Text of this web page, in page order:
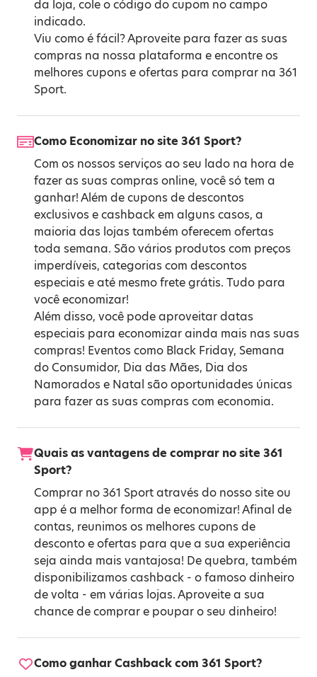
da loja, cole o código do cupom no campo
indicado.
Viu como é fácil? Aproveite para fazer as suas
compras na nossa plataforma e encontre os
melhores cupons e ofertas para comprar na 361
Sport.
Como Economizar no site 361 Sport?
Com os nossos serviços ao seu lado na hora de
fazer as suas compras online, você só tem a
ganhar! Além de cupons de descontos
exclusivos e cashback em alguns casos, a
maioria das lojas também oferecem ofertas
toda semana. São vários produtos com preços
imperdíveis, categorias com descontos
especiais e até mesmo frete grátis. Tudo para
você economizar!
Além disso, você pode aproveitar datas
especiais para economizar ainda mais nas suas
compras! Eventos como Black Friday, Semana
do Consumidor, Dia das Mães, Dia dos
Namorados e Natal são oportunidades únicas
para fazer as suas compras com economia.
Quais as vantagens de comprar no site 361
Sport?
Comprar no 361 Sport através do nosso site ou
app é a melhor forma de economizar! Afinal de
contas, reunimos os melhores cupons de
desconto e ofertas para que a sua experiência
seja ainda mais vantajosa! De quebra, também
disponibilizamos cashback - o famoso dinheiro
de volta - em várias lojas. Aproveite a sua
chance de comprar e poupar o seu dinheiro!
Como ganhar Cashback com 361 Sport?